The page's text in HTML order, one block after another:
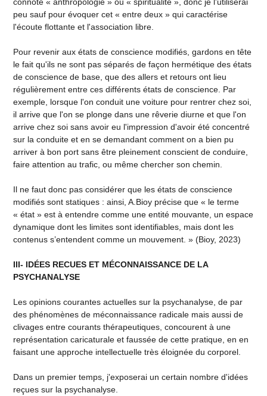
connoté « anthropologie » ou « spiritualité », donc je l'utiliserai
peu sauf pour évoquer cet « entre deux » qui caractérise
l'écoute flottante et l'association libre.
Pour revenir aux états de conscience modifiés, gardons en tête
le fait qu'ils ne sont pas séparés de façon hermétique des états
de conscience de base, que des allers et retours ont lieu
régulièrement entre ces différents états de conscience. Par
exemple, lorsque l'on conduit une voiture pour rentrer chez soi,
il arrive que l'on se plonge dans une rêverie diurne et que l'on
arrive chez soi sans avoir eu l'impression d'avoir été concentré
sur la conduite et en se demandant comment on a bien pu
arriver à bon port sans être pleinement conscient de conduire,
faire attention au trafic, ou même chercher son chemin.
Il ne faut donc pas considérer que les états de conscience
modifiés sont statiques : ainsi, A.Bioy précise que « le terme
« état » est à entendre comme une entité mouvante, un espace
dynamique dont les limites sont identifiables, mais dont les
contenus s’entendent comme un mouvement. » (Bioy, 2023)
III- IDÉES RECUES ET MÉCONNAISSANCE DE LA
PSYCHANALYSE
Les opinions courantes actuelles sur la psychanalyse, de par
des phénomènes de méconnaissance radicale mais aussi de
clivages entre courants thérapeutiques, concourent à une
représentation caricaturale et faussée de cette pratique, en en
faisant une approche intellectuelle très éloignée du corporel.
Dans un premier temps, j'exposerai un certain nombre d'idées
reçues sur la psychanalyse.